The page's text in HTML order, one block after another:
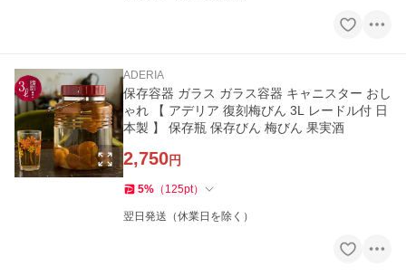
ADERIA
保存容器 ガラス ガラス容器 キャニスター おし
ゃれ 【 アデリア 復刻梅びん 3L レードル付 日
本製 】 保存瓶 保存びん 梅びん 果実酒
2,750円
5% （ 125pt）
翌日発送（休業日を除く）